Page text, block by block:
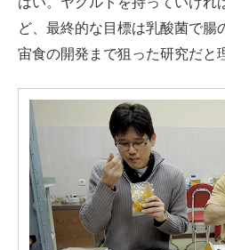
ど、最終的な目標は乳酸菌で腸
宙食の開発まで狙った研究だと